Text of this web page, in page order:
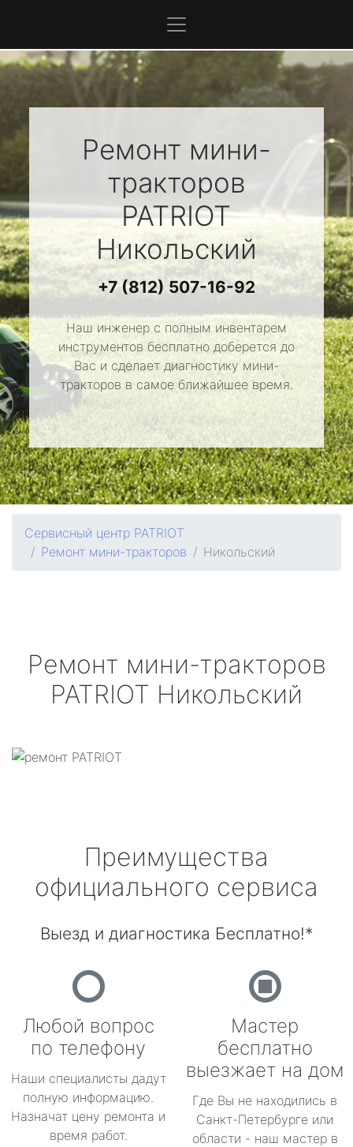
Ремонт мини-
тракторов
PATRIOT
Никольский
+7 (812) 507-16-92
Наш инженер с полным инвентарем
инструментов бесплатно доберется до
Вас и сделает диагностику мини-
тракторов в самое ближайшее время.
Сервисный центр PATRIOT
Ремонт мини-тракторов
Никольский
Ремонт мини-тракторов
PATRIOT Никольский
Преимущества
официального сервиса
Выезд и диагностика Бесплатно!*
Любой вопрос
по телефону
Наши специалисты дадут
полную информацию.
Назначат цену ремонта и
время работ.
Мастер
бесплатно
выезжает на дом
Где Вы не находились в
Санкт-Петербурге или
области - наш мастер в